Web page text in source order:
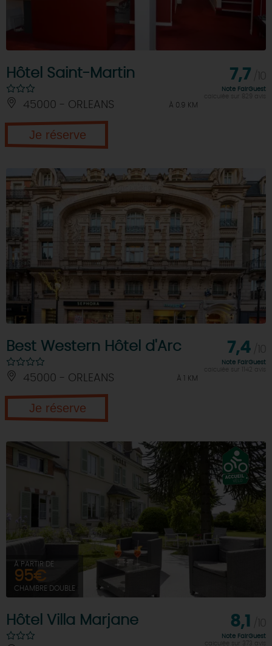
Hôtel Saint-Martin
45000 - ORLEANS À 0.9 KM
7,7
Note FairGuest
Je réserve
Best Western Hôtel d'Arc
45000 - ORLEANS À 1 KM
7,4
Note FairGuest
Je réserve
À PARTIR DE
95€
CHAMBRE DOUBLE
Hôtel Villa Marjane 8,1
Note FairGuest